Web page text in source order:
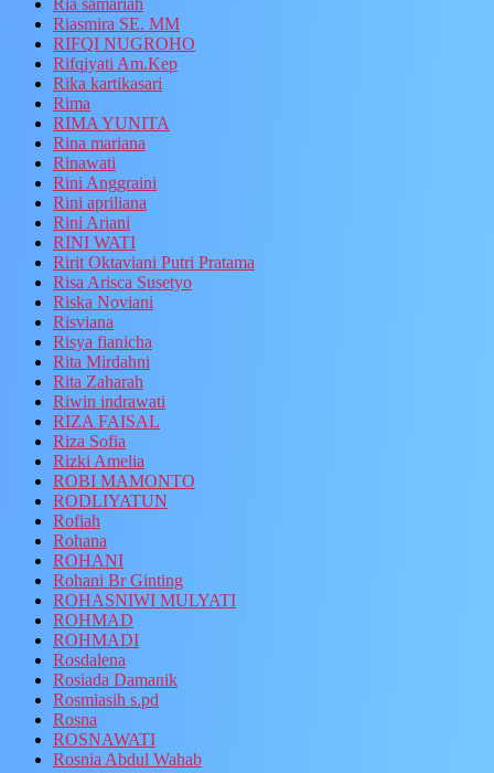
Ria samariah
Riasmira SE. MM
RIFQI NUGROHO
Rifqiyati Am.Kep
Rika kartikasari
Rima
RIMA YUNITA
Rina mariana
Rinawati
Rini Anggraini
Rini apriliana
Rini Ariani
RINI WATI
Ririt Oktaviani Putri Pratama
Risa Arisca Susetyo
Riska Noviani
Risviana
Risya fianicha
Rita Mirdahni
Rita Zaharah
Riwin indrawati
RIZA FAISAL
Riza Sofia
Rizki Amelia
ROBI MAMONTO
RODLIYATUN
Rofiah
Rohana
ROHANI
Rohani Br Ginting
ROHASNIWI MULYATI
ROHMAD
ROHMADI
Rosdalena
Rosiada Damanik
Rosmiasih s.pd
Rosna
ROSNAWATI
Rosnia Abdul Wahab